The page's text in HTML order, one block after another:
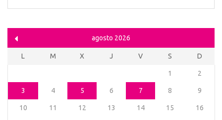
agosto 2026
L M X J V S D
1 2
3 4 5 6 7 8 9
10 11 12 13 14 15 16